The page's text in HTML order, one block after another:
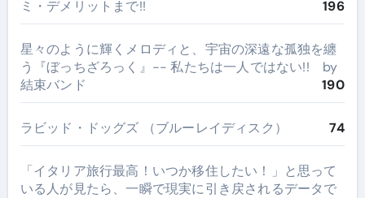
ミ・デメリットまで!!
196
星々のように輝くメロディと、宇宙の深遠な孤独を纏
う『ぼっちざろっく』-- 私たちは一人ではない!! by
結束バンド
190
ラビッド・ドッグズ （ブルーレイディスク） 74
​「イタリア旅行最高！いつか移住したい！」と思って
いる人が見たら、一瞬で現実に引き戻されるデータで